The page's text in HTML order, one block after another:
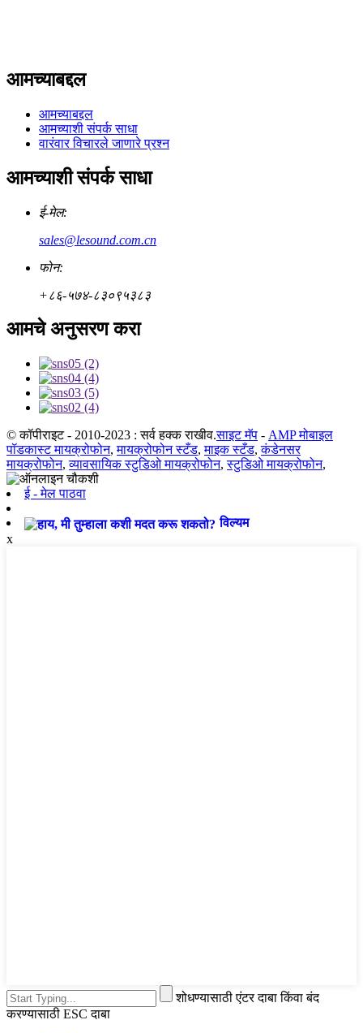
आमच्याबद्दल
आमच्याबद्दल
आमच्याशी संपर्क साधा
वारंवार विचारले जाणारे प्रश्न
आमच्याशी संपर्क साधा
ई-मेल:
sales@lesound.com.cn
फोन:
+८६-५७४-८३०९५३८३
आमचे अनुसरण करा
© कॉपीराइट - 2010-2023 : सर्व हक्क राखीव.साइट मॅप - AMP मोबाइल
पॉडकास्ट मायक्रोफोन,मायक्रोफोन स्टँड,माइक स्टँड,कंडेनसर
मायक्रोफोन,व्यावसायिक स्टुडिओ मायक्रोफोन,स्टुडिओ मायक्रोफोन,
ई - मेल पाठवा
विल्यम
x
शोधण्यासाठी एंटर दाबा किंवा बंद
करण्यासाठी ESC दाबा